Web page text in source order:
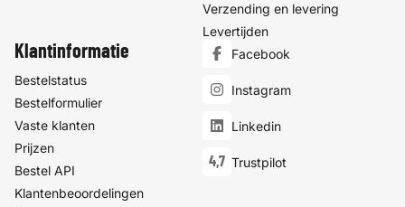
Verzending en levering
Levertijden
Klantinformatie
Bestelstatus
Bestelformulier
Vaste klanten
Prijzen
Bestel API
Klantenbeoordelingen
Facebook
Instagram
Linkedin
4,7 Trustpilot